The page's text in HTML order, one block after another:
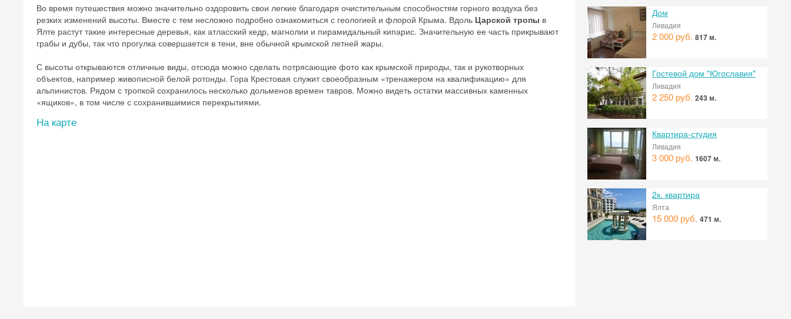
Во время путешествия можно значительно оздоровить свои легкие благодаря очистительным способностям горного воздуха без
резких изменений высоты. Вместе с тем несложно подробно ознакомиться с геологией и флорой Крыма. Вдоль Царской тропы в
Ялте растут такие интересные деревья, как атласский кедр, магнолии и пирамидальный кипарис. Значительную ее часть прикрывают
грабы и дубы, так что прогулка совершается в тени, вне обычной крымской летней жары.
С высоты открываются отличные виды, отсюда можно сделать потрясающие фото как крымской природы, так и рукотворных
объектов, например живописной белой ротонды. Гора Крестовая служит своеобразным «тренажером на квалификацию» для
альпинистов. Рядом с тропкой сохранилось несколько дольменов времен тавров. Можно видеть остатки массивных каменных
«ящиков», в том числе с сохранившимися перекрытиями.
На карте
Дом
Ливадия
2 000 руб. 817 м.
Гостевой дом "Югославия"
Ливадия
2 250 руб. 243 м.
Квартира-студия
Ливадия
3 000 руб. 1607 м.
2к. квартира
Ялта
15 000 руб. 471 м.
первое бронирование!